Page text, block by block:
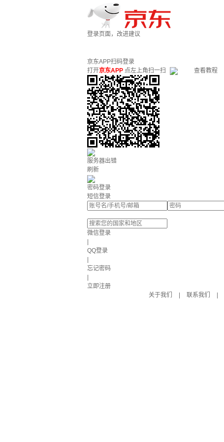
登录页面，改进建议
京东APP扫码登录
打开京东APP 点左上角扫一扫 查看教程
服务器出错
刷新
密码登录
短信登录
微信登录
QQ登录
忘记密码
立即注册
关于我们
联系我们